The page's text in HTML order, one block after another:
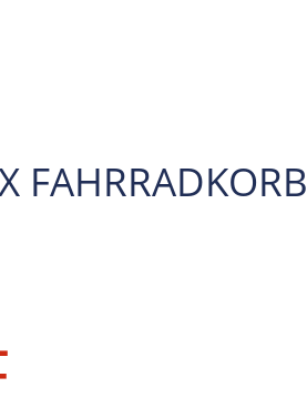
FAHRRADKORB